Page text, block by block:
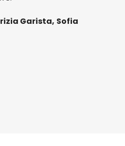
Garista, Sofia